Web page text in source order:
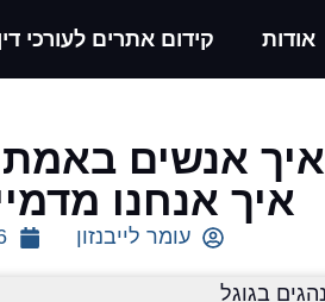
אודות קידום אתרים לעורכי
איך אנשים באמת
איך אנחנו
עומר לייבנזון